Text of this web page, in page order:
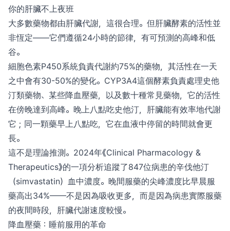
你的肝臟不上夜班
大多數藥物都由肝臟代謝，這很合理。但肝臟酵素的活性並
非恆定——它們遵循24小時的節律，有可預測的高峰和低
谷。
細胞色素P450系統負責代謝約75%的藥物，其活性在一天
之中會有30-50%的變化。CYP3A4這個酵素負責處理史他
汀類藥物、某些降血壓藥，以及數十種常見藥物，它的活性
在傍晚達到高峰。晚上八點吃史他汀，肝臟能有效率地代謝
它；同一顆藥早上八點吃，它在血液中停留的時間就會更
長。
這不是理論推測。2024年《Clinical Pharmacology &
Therapeutics》的一項分析追蹤了847位病患的辛伐他汀
（simvastatin）血中濃度。晚間服藥的尖峰濃度比早晨服
藥高出34%——不是因為吸收更多，而是因為病患實際服藥
的夜間時段，肝臟代謝速度較慢。
降血壓藥：睡前服用的革命